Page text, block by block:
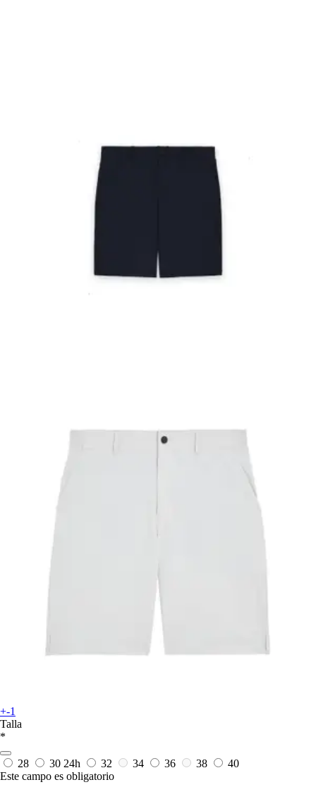
+-1
Talla
*
28 30 24h 32 34 36 38
40
Este campo es obligatorio